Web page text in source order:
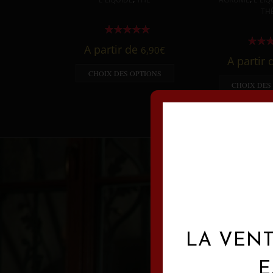
A partir de 6,90€
CHOIX DES OPTIONS
A partir
CHOIX DES
LA